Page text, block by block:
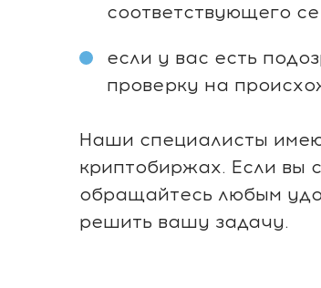
соответствующего
если у вас есть
проверку на
Наши специалисты
криптобиржах. Если вы
обращайтесь любым
решить вашу задачу.